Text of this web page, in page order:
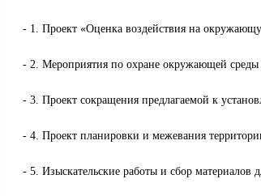
1. Проект «Оценка воздействия на
2. Мероприятия по охране окружающей
3. Проект сокращения предлагаемой к
4. Проект планировки и межевания
5. Изыскательские работы и сбор материалов